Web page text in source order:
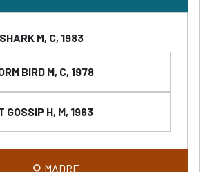
M, C, 1983
BIRD M, C, 1978
GOSSIP H, M, 1963
MADRE